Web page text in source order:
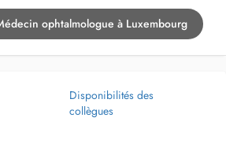
ophtalmologue à Luxembourg
Disponibilités des
collègues